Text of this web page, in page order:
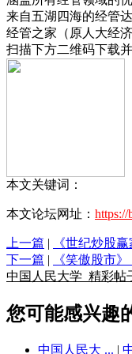
来自五湖四海的经管
经管之家（原人大经
扫描下方二维码下载
本文关键词：
本文论坛网址： https://
上一篇 |
《世纪炒股
下一篇 |
《笑傲股市
中国人民大学 精彩帖
您可能感兴趣
中国人民大 ... |